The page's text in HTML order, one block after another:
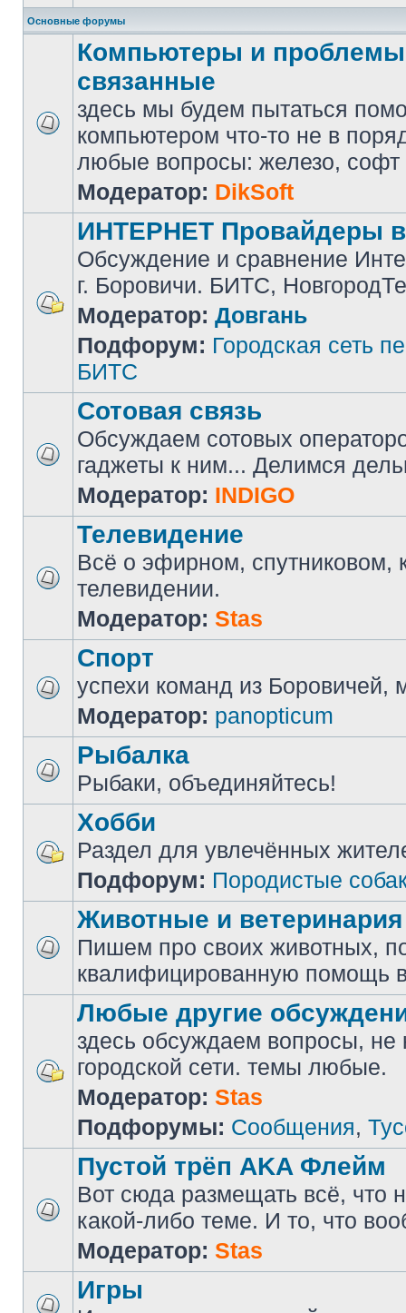
Основные форумы
Компьютеры и
связанные
здесь мы будем пытаться
компьютером что-то не в
любые вопросы: железо, софт
Модератор: DikSoft
ИНТЕРНЕТ Провайдеры
Обсуждение и сравнение
г. Боровичи. БИТС,
Модератор: Довгань
Подфорум: Городская сеть
БИТС
Сотовая связь
Обсуждаем сотовых
гаджеты к ним... Делимся
Модератор: INDIGO
Телевидение
Всё о эфирном, спутниковом,
телевидении.
Модератор: Stas
Спорт
успехи команд из Боровичей,
Модератор: panopticum
Рыбалка
Рыбаки, объединяйтесь!
Хобби
Раздел для увлечённых
Подфорум: Породистые
Животные и ветеринария
Пишем про своих животных,
квалифицированную помощь
Любые другие
здесь обсуждаем вопросы,
городской сети. темы любые.
Модератор: Stas
Подфорумы: Сообщения,
Пустой трёп AKA Флейм
Вот сюда размещать всё, что
какой-либо теме. И то, что
Модератор: Stas
Игры